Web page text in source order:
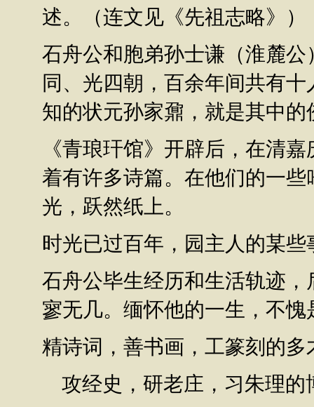
述。（连文见《先祖志略》）
石舟公和胞弟孙士谦（淮麓
同、光四朝，百余年间共有
知的状元孙家鼐，就是其中的
《青琅玕馆》开辟后，在清
着有许多诗篇。在他们的一
光，跃然纸上。
时光已过百年，园主人的某
石舟公毕生经历和生活轨迹
寥无几。缅怀他的一生，不愧
精诗词，善书画，工篆刻的多
攻经史，研老庄，习朱理的